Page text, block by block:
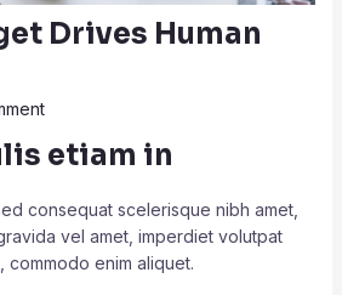
Drives Human
etiam in
consequat scelerisque nibh amet,
vel amet, imperdiet volutpat
commodo enim aliquet.